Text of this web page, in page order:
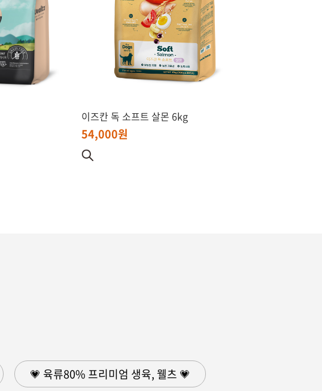
이즈칸 독 소프트 살몬 6kg
54,000원
💗 육류80% 프리미엄 생육, 웰츠 💗